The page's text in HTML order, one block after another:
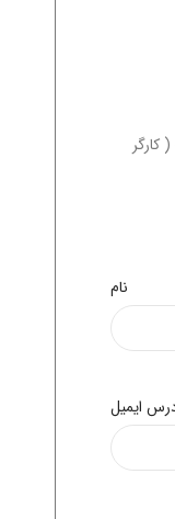
کارگر
نام
ایمیل